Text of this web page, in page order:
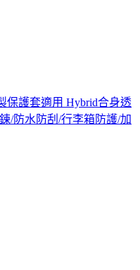
保護套適用 Hybrid合身透
/防水防刮/行李箱防護/加